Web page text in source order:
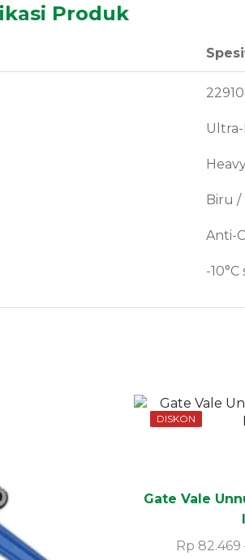
Produk
Biru
Anti-
-10°C
DISKON
Gate Vale
Rp 82.469